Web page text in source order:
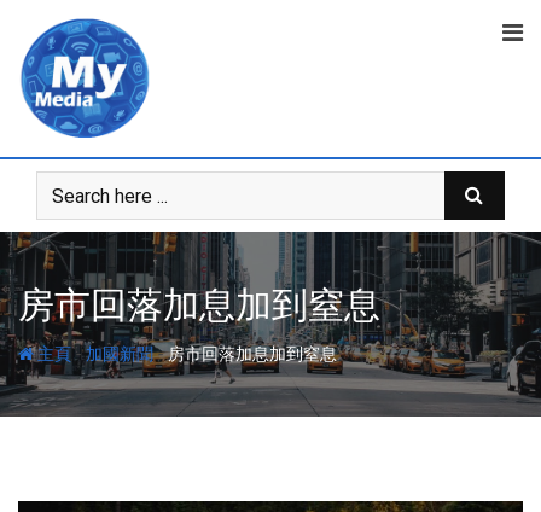
房市回落加息加到窒息
主頁-加國新聞-房市回落加息加到窒息